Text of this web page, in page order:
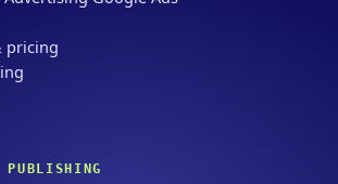
pricing
PUBLISHING